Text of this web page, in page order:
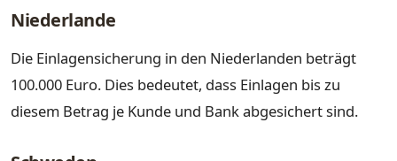
Niederlande
Die Einlagensicherung in den Niederlanden beträgt
100.000 Euro. Dies bedeutet, dass Einlagen bis zu
diesem Betrag je Kunde und Bank abgesichert sind.